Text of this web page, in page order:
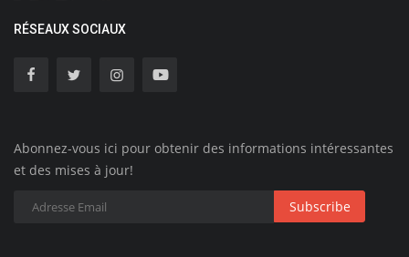
RÉSEAUX SOCIAUX
Abonnez-vous ici pour obtenir des informations intéressantes
et des mises à jour!
Subscribe